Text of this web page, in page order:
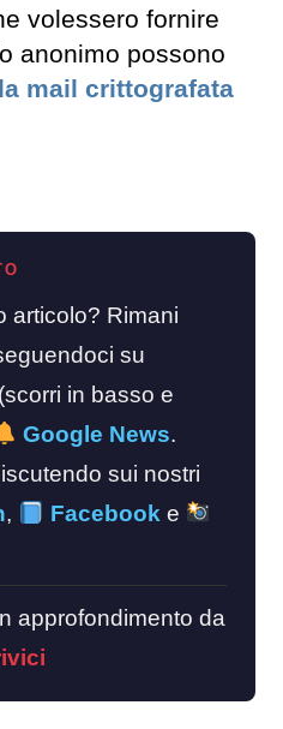
volessero fornire
anonimo possono
la mail crittografata
articolo? Rimani
su
(scorri in basso e
Google News.
sui nostri
, Facebook e
approfondimento da